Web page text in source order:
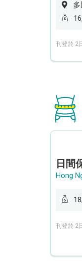
多
刊登於 2
日間
刊登於 2